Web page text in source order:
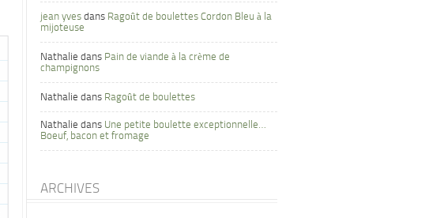
jean yves dans Ragoût de boulettes Cordon Bleu à la
mijoteuse
Nathalie dans Pain de viande à la crème de
champignons
Nathalie dans Ragoût de boulettes
Nathalie dans Une petite boulette exceptionnelle…
Boeuf, bacon et fromage
ARCHIVES